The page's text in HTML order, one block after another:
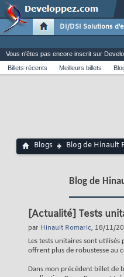
DI/DSI Solutions
Vous n'êtes pas encore inscrit sur
Billets récents
Meilleurs billets
Blogs Blog de Hinault
Blog de
[Actualité] Tests
par Hinault Romaric, 18/11/
Les tests unitaires sont
offrent plus de robustesse au
Dans mon précédent billet de